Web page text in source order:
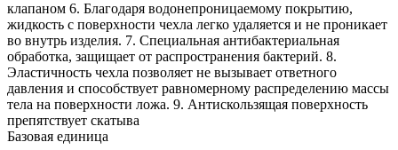
клапаном 6. Благодаря водонепроницаемому покрытию,
жидкость с поверхности чехла легко удаляется и не проникает
во внутрь изделия. 7. Специальная антибактериальная
обработка, защищает от распространения бактерий. 8.
Эластичность чехла позволяет не вызывает ответного
давления и способствует равномерному распределению массы
тела на поверхности ложа. 9. Антискользящая поверхность
препятствует скатыва
Базовая единица